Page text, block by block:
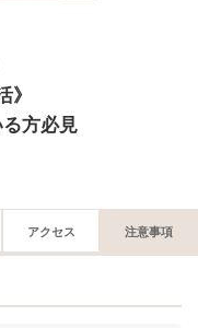
》
方必見
アクセス 注意事項